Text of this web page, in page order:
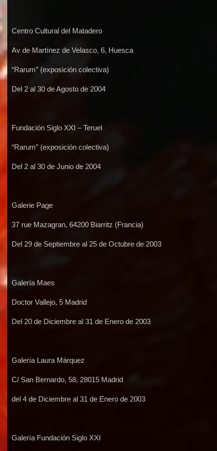
Centro Cultural del Matadero
Av de Martínez de Velasco, 6, Huesca
“Rarum” (exposición colectiva)
Del 2 al 30 de Agosto de 2004
Fundación Siglo XXI – Teruel
“Rarum” (exposición colectiva)
Del 2 al 30 de Junio de 2004
Galerie Page
37 rue Mazagran, 64200 Biarritz (Francia)
Del 29 de Septiembre al 25 de Octubre de 2003
Galería Maes
Doctor Vallejo, 5 Madrid
Del 20 de Diciembre al 31 de Enero de 2003
Galería Laura Márquez
C/ San Bernardo, 58, 28015 Madrid
del 4 de Diciembre al 31 de Enero de 2003
Galería Fundación Siglo XXI